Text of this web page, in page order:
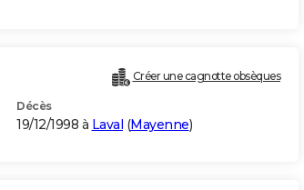
Créer une cagnotte obsèques
Décès
19/12/1998 à Laval (Mayenne)